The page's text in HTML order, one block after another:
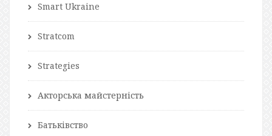
Smart Ukraine
Stratcom
Strategies
Акторська майстерність
Батьківство